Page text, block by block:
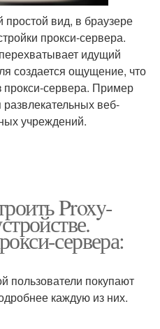
вид, в браузере
прокси-сервера.
идущий
создается ощущение, что
прокси-сервера. Пример
веб-
учреждений.
Proxy-
сервера:
пользователи покупают
каждую из них.